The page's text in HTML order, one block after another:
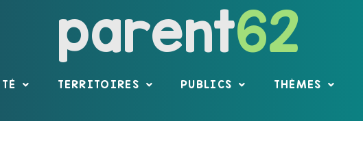
parent62
TERRITOIRES PUBLICS THÈMES